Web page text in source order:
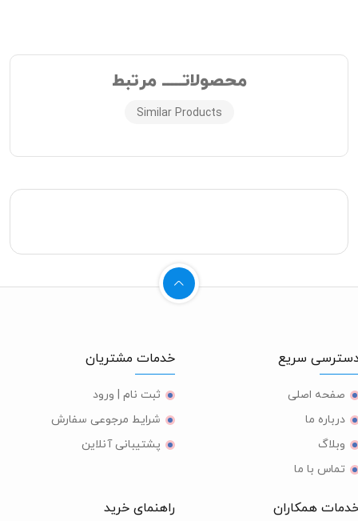
محصولاتـــــ مرتبط
Similar Products
سریع
صفحه اصلی
درباره ما
وبلاگ
تماس با ما
خدمات مشتریان
ثبت نام | ورود
شرایط مرجوعی سفارش
پشتیبانی آنلاین
همکاران راهنمای خرید